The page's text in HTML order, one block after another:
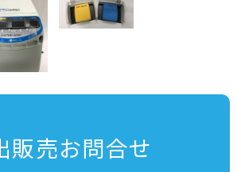
販売お問合せ